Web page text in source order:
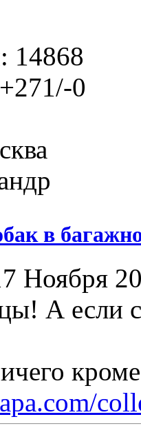
14868
0
в
Ноября
А если